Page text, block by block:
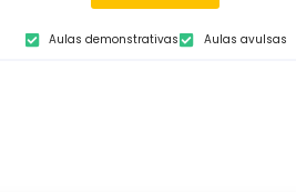
Aulas demonstrativas Aulas avulsas